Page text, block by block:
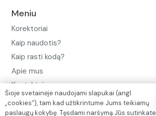
Meniu
Korektoriai
Kaip naudotis?
Kaip rasti kodą?
Apie mus
Kontaktai
Privatumo politika
Šioje svetainėje naudojami slapukai (angl.
„cookies“), tam kad užtikrintume Jums teikiamų
paslaugų kokybę. Tęsdami naršymą Jūs sutinkate